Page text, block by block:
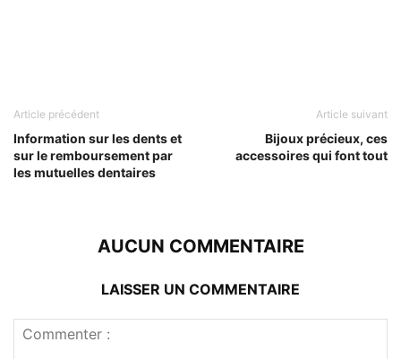
Article précédent
Information sur les dents et
sur le remboursement par
les mutuelles dentaires
Article suivant
Bijoux précieux, ces
accessoires qui font tout
AUCUN COMMENTAIRE
LAISSER UN COMMENTAIRE